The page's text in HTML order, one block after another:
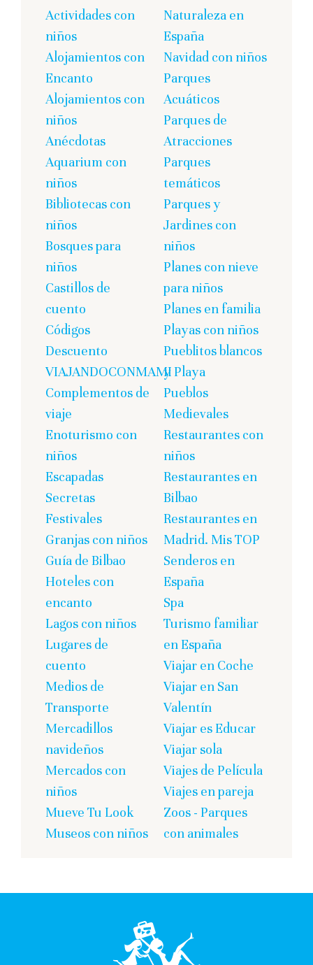
entradas
Actividades con
niños
Alojamientos con
Encanto
Alojamientos con
niños
Anécdotas
Aquarium con
niños
Bibliotecas con
niños
Bosques para
niños
Castillos de
cuento
Códigos
Descuento
VIAJANDOCONMAMI
Complementos de
viaje
Enoturismo con
niños
Escapadas
Secretas
Festivales
Granjas con niños
Guía de Bilbao
Hoteles con
encanto
Lagos con niños
Lugares de
cuento
Medios de
Transporte
Mercadillos
navideños
Mercados con
niños
Mueve Tu Look
Museos con niños
Naturaleza en
España
Navidad con niños
Parques
Acuáticos
Parques de
Atracciones
Parques
temáticos
Parques y
Jardines con
niños
Planes con nieve
para niños
Planes en familia
Playas con niños
Pueblitos blancos
y Playa
Pueblos
Medievales
Restaurantes con
niños
Restaurantes en
Bilbao
Restaurantes en
Madrid. Mis TOP
Senderos en
España
Spa
Turismo familiar
en España
Viajar en Coche
Viajar en San
Valentín
Viajar es Educar
Viajar sola
Viajes de Película
Viajes en pareja
Zoos - Parques
con animales